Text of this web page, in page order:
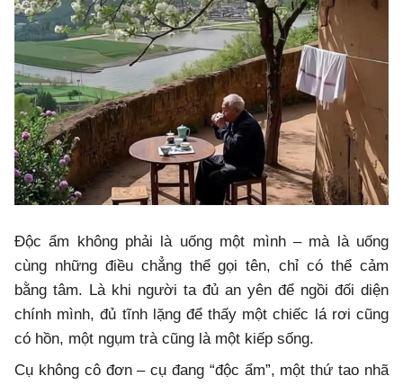
Độc ẩm không phải là uống một mình – mà là uống
cùng những điều chẳng thể gọi tên, chỉ có thể cảm
bằng tâm. Là khi người ta đủ an yên để ngồi đối diện
chính mình, đủ tĩnh lặng để thấy một chiếc lá rơi cũng
có hồn, một ngụm trà cũng là một kiếp sống.
Cụ không cô đơn – cụ đang “độc ẩm”, một thứ tao nhã